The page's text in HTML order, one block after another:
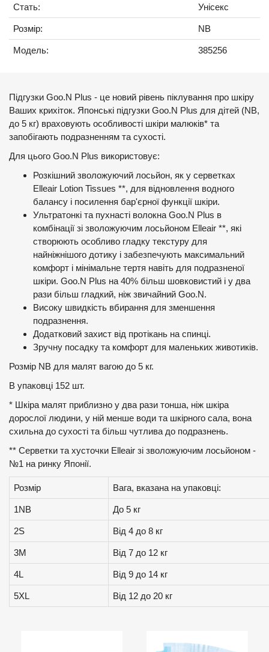
Стать: Унісекс
Розмір: NB
Модель: 385256
Підгузки Goo.N Plus - це новий рівень піклування про шкіру
Ваших крихіток. Японські підгузки Goo.N Plus для дітей (NB,
до 5 кг) враховують особливості шкіри малюків* та
запобігають подразненням та сухості.
Для цього Goo.N Plus використовує:
Розкішний зволожуючий лосьйон, як у серветках
Elleair Lotion Tissues **, для відновлення водного
балансу і посилення бар'єрної функції шкіри.
Ультратонкі та пухнасті волокна Goo.N Plus в
комбінації зі зволожуючим лосьйоном Elleair **, які
створюють особливо гладку текстуру для
найніжнішого дотику і забезпечують максимальний
комфорт і мінімальне тертя навіть для подразненої
шкіри. Goo.N Plus на 40% більш шовковистий і у два
рази більш гладкий, ніж звичайний Goo.N.
Високу швидкість вбирання для зменшення
подразнення.
Додатковий захист від протікань на спинці.
Зручну посадку та комфорт для маленьких животиків.
Розмір NB для малят вагою до 5 кг.
В упаковці 152 шт.
* Шкіра малят приблизно у два рази тонша, ніж шкіра
дорослої людини, у ній менше води та шкірного сала, вона
схильна до сухості та більш чутлива до подразнень.
** Серветки та хусточки Elleair зі зволожуючим лосьйоном -
№1 на ринку Японії.
Розмір Вага, вказана на упаковці:
1NB До 5 кг
2S Від 4 до 8 кг
3M Від 7 до 12 кг
4L Від 9 до 14 кг
5XL Від 12 до 20 кг